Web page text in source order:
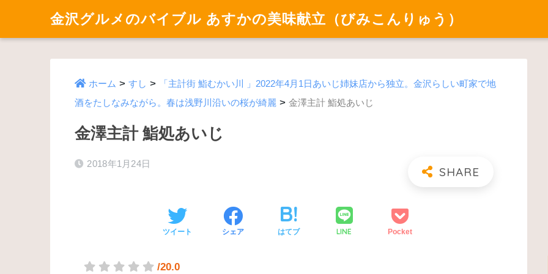
金沢グルメのバイブル あすかの美味献立（びみこんりゅう）
ホーム > すし >
「主計街 鮨むかい川 」2022年4月1日あいじ姉妹店から独立。金沢らしい町家で地
酒をたしなみながら。春は浅野川沿いの桜が綺麗 > 金澤主計 鮨処あいじ
金澤主計 鮨処あいじ
2018年1月24日
ツイート シェア はてブ LINE Pocket
/20.0